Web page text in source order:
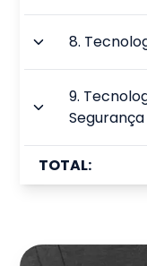
8.
9.
TOTAL: